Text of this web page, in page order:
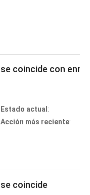
se coincide con
Estado actual :
Acción más reciente:
se coincide